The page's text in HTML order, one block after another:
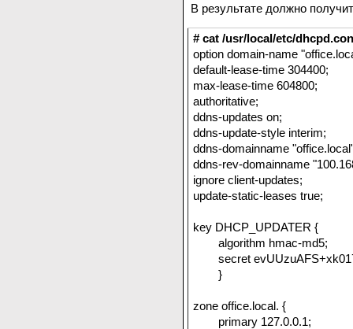
В результате должно
# cat /usr/local/etc/
option domain-name
default-lease-time 304400;
max-lease-time 604800;
authoritative;
ddns-updates on;
ddns-update-style interim;
ddns-domainname
ddns-rev-domainname
ignore client-updates;
update-static-leases true;
key DHCP_UPDATER {
algorithm hmac-md5;
secret
}
zone office.local. {
primary 127.0.0.1;